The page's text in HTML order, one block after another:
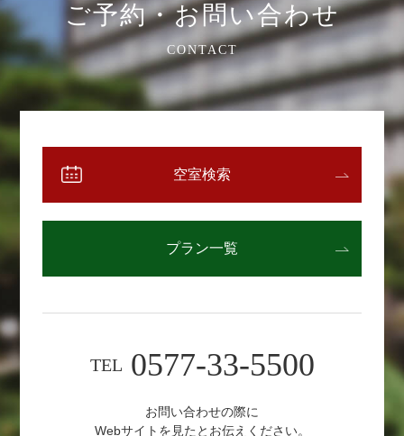
ご予約・お問い合わせ
CONTACT
空室検索
プラン一覧
TEL 0577-33-5500
お問い合わせの際に
Webサイトを見たとお伝えください。